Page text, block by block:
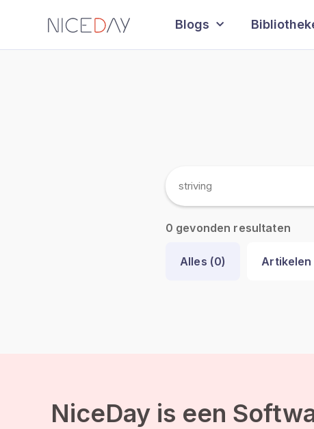
Blogs
0 gevonden resultaten
Alles (0) Artikelen
NiceDay is een